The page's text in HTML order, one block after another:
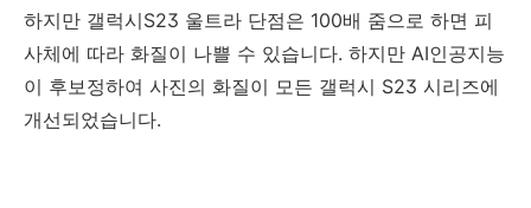
하지만 갤럭시S23 울트라 단점은 100배 줌으로 하면 피
사체에 따라 화질이 나쁠 수 있습니다. 하지만 AI인공지능
이 후보정하여 사진의 화질이 모든 갤럭시 S23 시리즈에
개선되었습니다.